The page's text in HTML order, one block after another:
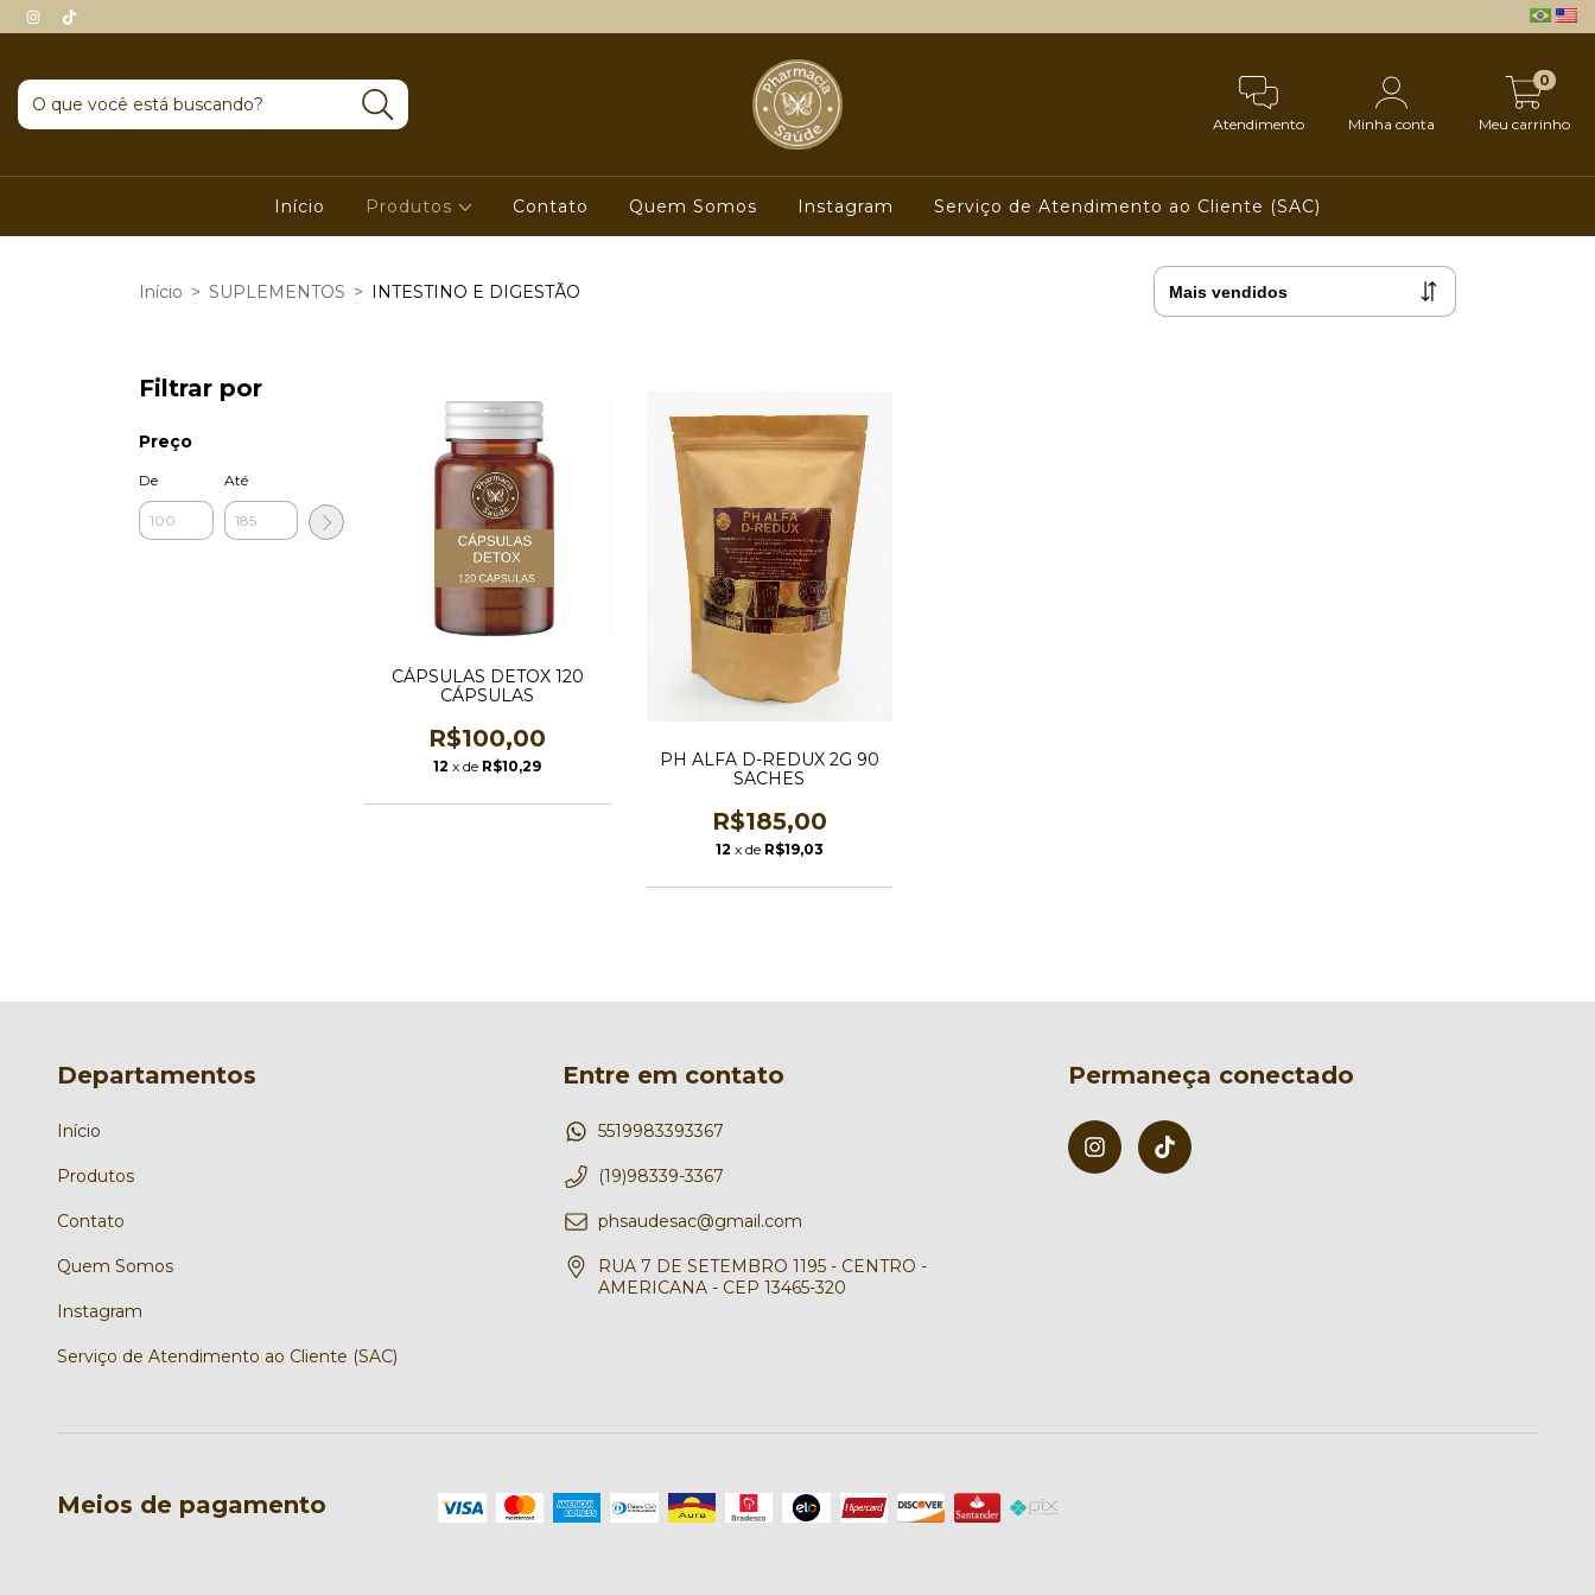
Atendimento Minha conta Meu carrinho
0
Início Produtos Contato Quem Somos Instagram Serviço de Atendimento ao Cliente (SAC)
Início > SUPLEMENTOS > INTESTINO E DIGESTÃO
Filtrar por
Preço
De Até
CÁPSULAS DETOX 120
CÁPSULAS
R$100,00
12 x de R$10,29
PH ALFA D-REDUX 2G 90
SACHES
R$185,00
12 x de R$19,03
Departamentos
Início
Produtos
Contato
Quem Somos
Instagram
Serviço de Atendimento ao Cliente (SAC)
Entre em contato
5519983393367
(19)98339-3367
phsaudesac@gmail.com
RUA 7 DE SETEMBRO 1195 - CENTRO -
AMERICANA - CEP 13465-320
Permaneça conectado
Meios de pagamento